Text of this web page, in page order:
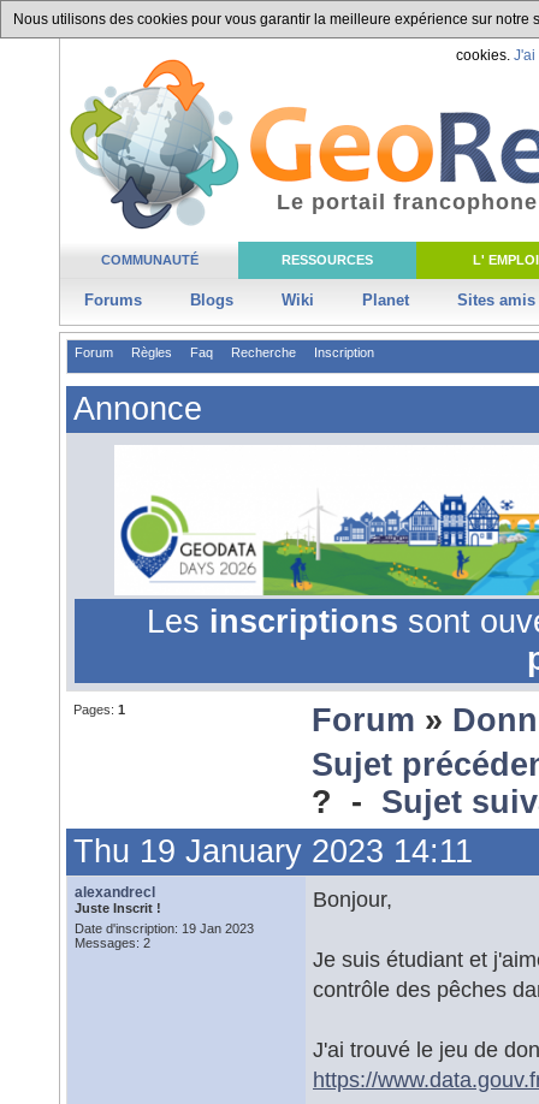
Nous utilisons des cookies pour vous garantir la meilleure expérience sur
cookies. J'ai
COMMUNAUTÉ RESSOURCES L' EMPLOI
Forums Blogs Wiki Planet Sites amis
Le portail
Forum Règles Faq Recherche Inscription
Annonce
Les inscriptions sont
Pages: 1 Forum »
Sujet
? - Sujet
Thu 19 January 2023 14:11
alexandrecl
Juste Inscrit !
Date d'inscription: 19 Jan 2023
Messages: 2
Bonjour,
Je suis étudiant et
contrôle des pêches
J'ai trouvé le jeu de
https://